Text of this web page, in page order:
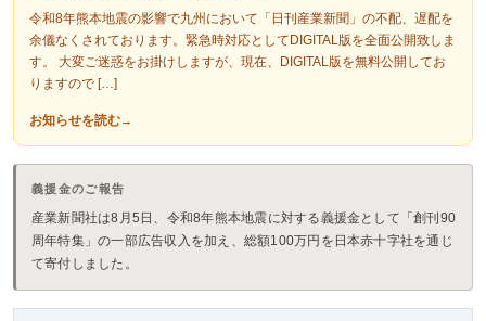
令和8年熊本地震の影響で九州において「日刊産業新聞」の不配、遅配を
余儀なくされております。緊急時対応としてDIGITAL版を全面公開致しま
す。 大変ご迷惑をお掛けしますが、現在、DIGITAL版を無料公開してお
りますので […]
お知らせを読む
義援金のご報告
産業新聞社は8月5日、令和8年熊本地震に対する義援金として「創刊90
周年特集」の一部広告収入を加え、総額100万円を日本赤十字社を通じ
て寄付しました。